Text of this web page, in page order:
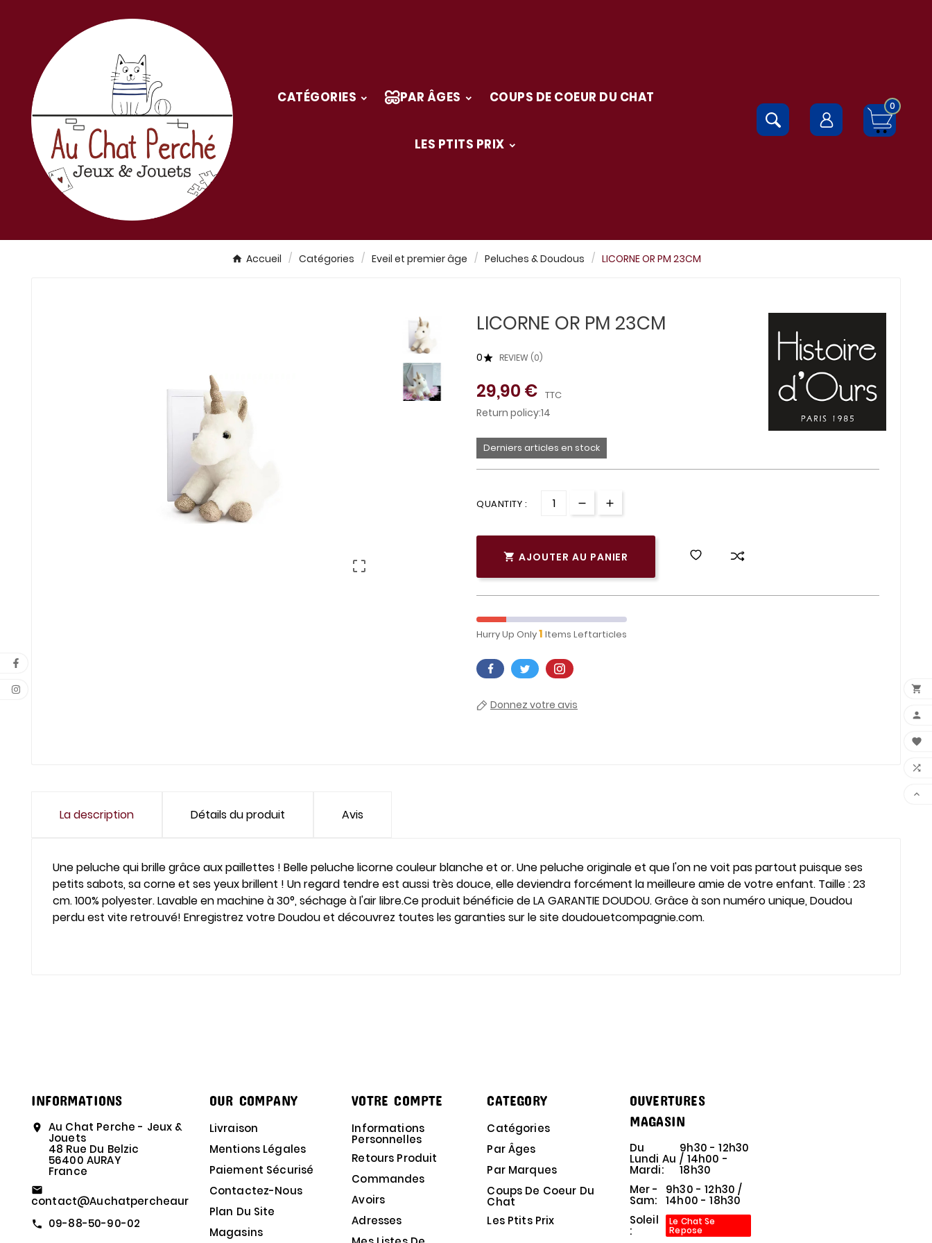
CATÉGORIES PAR ÂGES COUPS DE COEUR DU CHAT
LES PTITS PRIX
0
Accueil Catégories Eveil et premier âge Peluches & Doudous LICORNE OR PM 23CM

LICORNE OR PM 23CM
0 REVIEW (0)
29,90 € TTC
Return policy:14
Derniers articles en stock
QUANTITY :
 AJOUTER AU PANIER
Hurry Up Only1 Items Leftarticles
Donnez votre avis
La description Détails du produit Avis
Une peluche qui brille grâce aux paillettes ! Belle peluche licorne couleur blanche et or. Une peluche originale et que l'on ne voit pas partout puisque ses
petits sabots, sa corne et ses yeux brillent ! Un regard tendre est aussi très douce, elle deviendra forcément la meilleure amie de votre enfant. Taille : 23
cm. 100% polyester. Lavable en machine à 30°, séchage à l'air libre.Ce produit bénéficie de LA GARANTIE DOUDOU. Grâce à son numéro unique, Doudou
perdu est vite retrouvé! Enregistrez votre Doudou et découvrez toutes les garanties sur le site doudouetcompagnie.com.
INFORMATIONS
location_on Au Chat Perche - Jeux &
Jouets
48 Rue Du Belzic
56400 AURAY
France
email
Contact@auchatpercheauray.bzh
call 09-88-50-90-02
OUR COMPANY
Livraison
Mentions Légales
Paiement Sécurisé
Contactez-Nous
Plan Du Site
Magasins
VOTRE COMPTE
Informations
Personnelles
Retours Produit
Commandes
Avoirs
Adresses
CATEGORY
Catégories
Par Âges
Par Marques
Coups De Coeur Du
Chat
Les Ptits Prix
OUVERTURES
MAGASIN
Du
Lundi Au
Mardi:
9h30 - 12h30
/ 14h00 -
18h30
Mer -
Sam:
9h30 - 12h30 /
14h00 - 18h30
Soleil
:
Le Chat Se
Repose




